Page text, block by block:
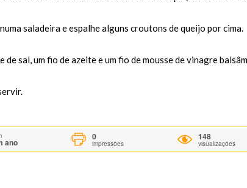
saladeira e espalhe alguns croutons de queijo por cima.
de sal, um fio de azeite e um fio de mousse de vinagre
ano
0
impressões
148
visualizações